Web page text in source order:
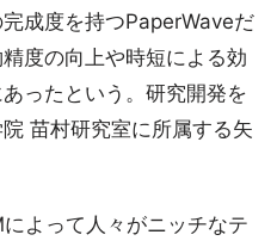
成度を持つPaperWaveだ
度の向上や時短による効
ったという。研究開発を
苗村研究室に所属する矢
よって人々がニッチなテ